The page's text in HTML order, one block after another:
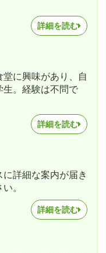
詳細を読む
に興味があり、自
生。経験は不問で
詳細を読む
詳細な案内が届き
。
詳細を読む